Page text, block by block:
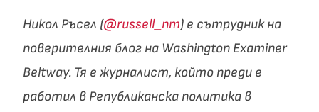
Никол Ръсел (@russell_nm) е сътрудник на
поверителния блог на Washington Examiner
Beltway. Тя е журналист, който преди е
работил в Републиканска политика в